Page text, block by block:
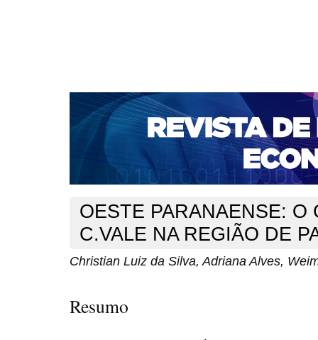
CAPA SOBRE ACESSO CADASTRO
NOTÍCIAS
PORTAL DE REVISTAS DA UNIFACS
BASES DE DADOS E INDEXADORES
Capa v. 10, n. 18 (2008) da Silva
OESTE PARANAENSE: O
C.VALE NA REGIÃO DE
Christian Luiz da Silva, Adriana Alves,
Resumo